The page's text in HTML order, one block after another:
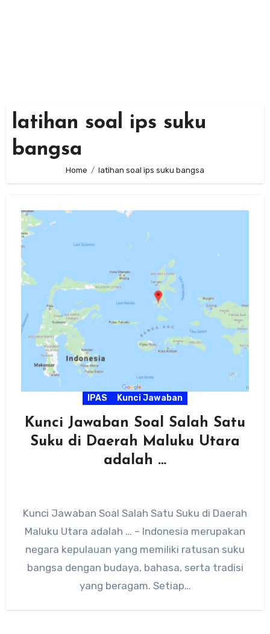
latihan soal ips suku
bangsa
Home latihan soal ips suku bangsa
IPAS Kunci Jawaban
Kunci Jawaban Soal Salah Satu
Suku di Daerah Maluku Utara
adalah …
Kunci Jawaban Soal Salah Satu Suku di Daerah
Maluku Utara adalah … – Indonesia merupakan
negara kepulauan yang memiliki ratusan suku
bangsa dengan budaya, bahasa, serta tradisi
yang beragam. Setiap…